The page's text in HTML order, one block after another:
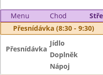
Menu Chod
Přesnídávka (8:30 - 9:30)
Přesnídávka
Jídlo
Doplněk
Nápoj